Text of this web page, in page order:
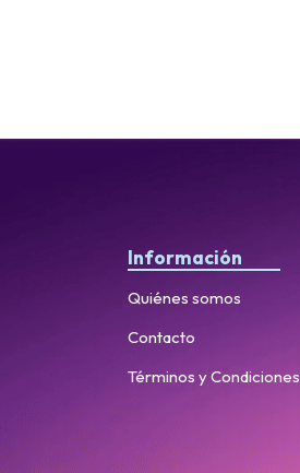
Información
Quiénes somos
Contacto
Términos y Condiciones